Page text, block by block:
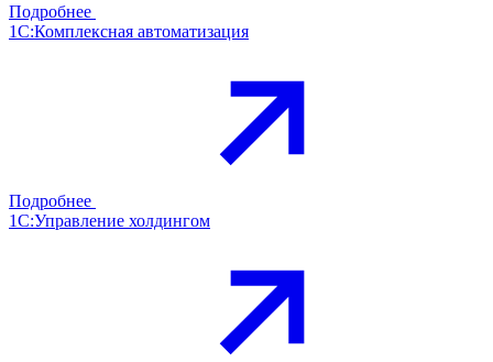
Подробнее
1С:Комплексная автоматизация
Подробнее
1С:Управление холдингом